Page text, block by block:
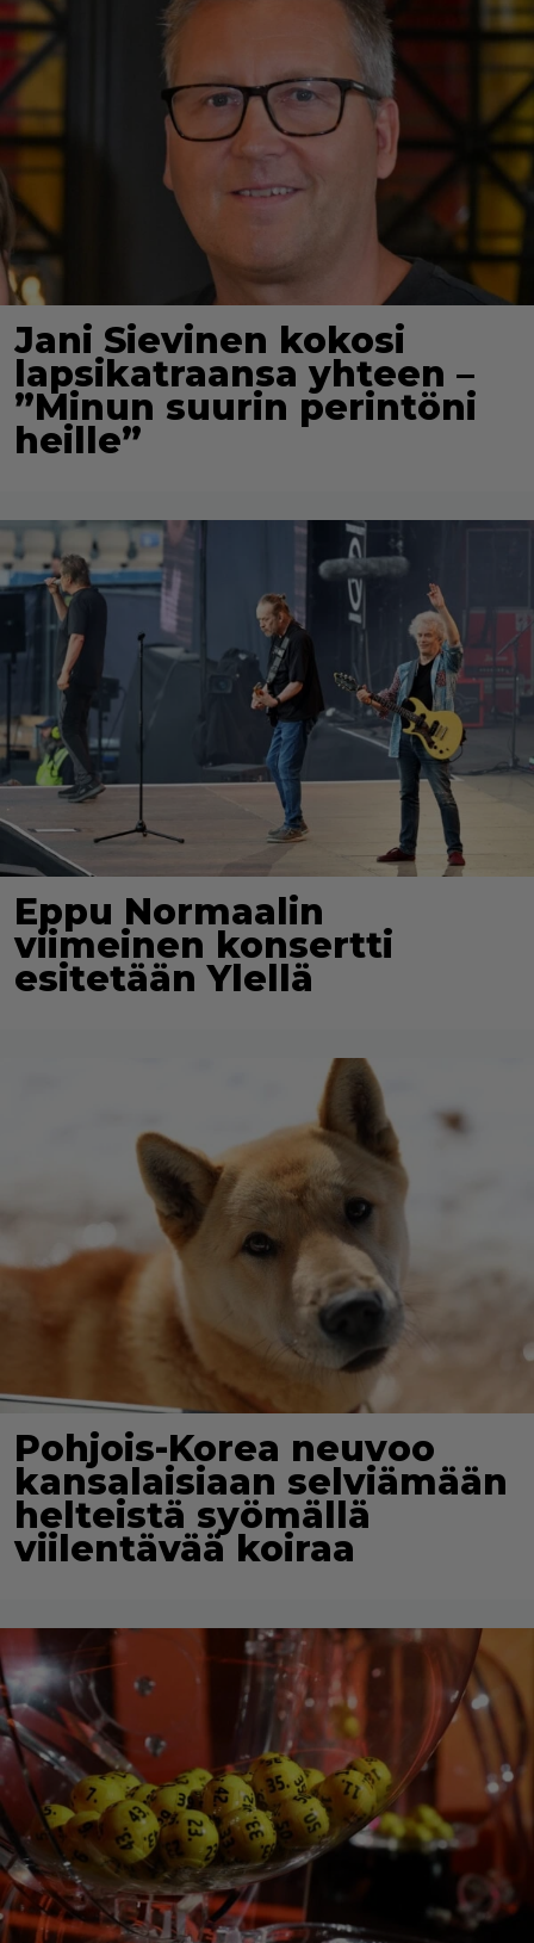
Jani Sievinen kokosi
lapsikatraansa yhteen –
”Minun suurin perintöni
heille”
Eppu Normaalin
viimeinen konsertti
esitetään Ylellä
Pohjois-Korea neuvoo
kansalaisiaan selviämään
helteistä syömällä
viilentävää koiraa